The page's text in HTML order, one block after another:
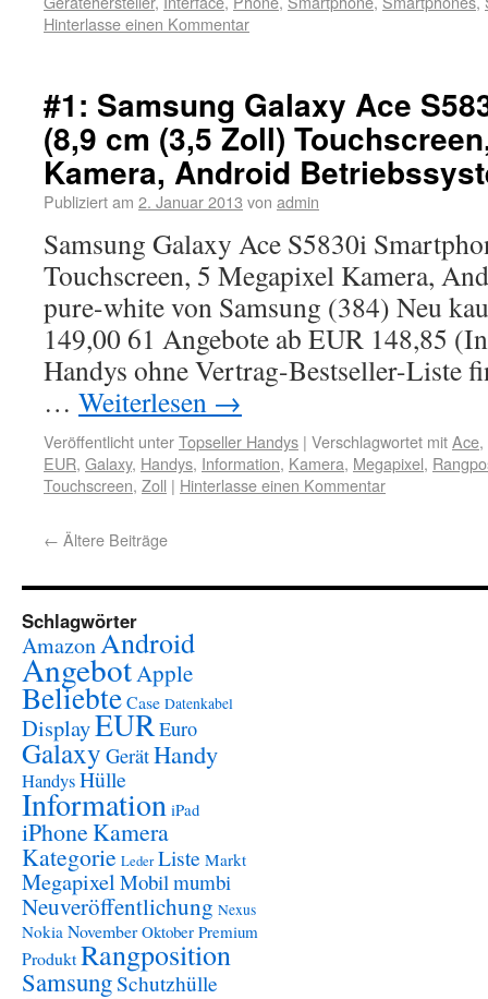
Hinterlasse einen Kommentar
#1: Samsung Galaxy Ace
(8,9 cm (3,5 Zoll)
Kamera, Android
Publiziert am 2. Januar 2013 von admin
Samsung Galaxy Ace S5830i
Touchscreen, 5 Megapixel Kamera,
pure-white von Samsung (384) Neu
149,00 61 Angebote ab EUR 148,85
Handys ohne Vertrag-Bestseller-Liste
… Weiterlesen →
Veröffentlicht unterTopseller Handys | Verschlagwortet mitAce,
EUR, Galaxy, Handys, Information, Kamera, Megapixel,
Touchscreen, Zoll | Hinterlasse einen Kommentar
← Ältere Beiträge
Schlagwörter
AmazonAndroid
AngebotApple
BeliebteCase Datenkabel
DisplayEUREuro
Galaxy GerätHandy
HandysHülle
Information iPad
iPhoneKamera
Kategorie Leder Liste Markt
Megapixel Mobilmumbi
Neuveröffentlichung Nexus
Nokia November Oktober Premium
ProduktRangposition
SamsungSchutzhülle